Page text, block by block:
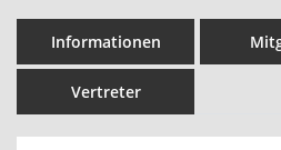
Informationen
Vertreter